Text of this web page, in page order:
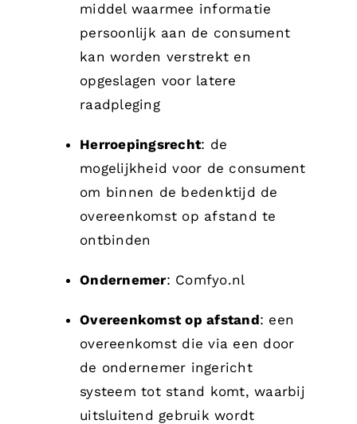
middel waarmee informatie
persoonlijk aan de consument
kan worden verstrekt en
opgeslagen voor latere
raadpleging
Herroepingsrecht: de
mogelijkheid voor de consument
om binnen de bedenktijd de
overeenkomst op afstand te
ontbinden
Ondernemer: Comfyo.nl
Overeenkomst op afstand: een
overeenkomst die via een door
de ondernemer ingericht
systeem tot stand komt, waarbij
uitsluitend gebruik wordt